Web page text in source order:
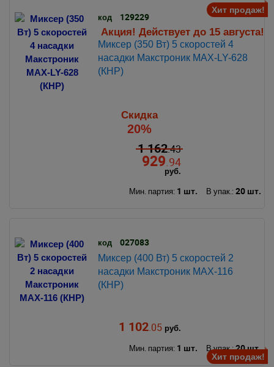
Хит продаж!
код
129229
Акция! Действует до 15 августа!
Миксер (350 Вт) 5 скоростей 4
насадки Макстроник MAX-LY-628
(КНР)
Скидка
20%
1 162.43
929 .94
руб.
Мин. партия: 1 шт. В упак.: 20 шт.
Хит продаж!
код 027083
Миксер (400 Вт) 5 скоростей 2
насадки Макстроник MAX-116
(КНР)
1 102.05руб.
Мин. партия: 1 шт. В упак.:20 шт.